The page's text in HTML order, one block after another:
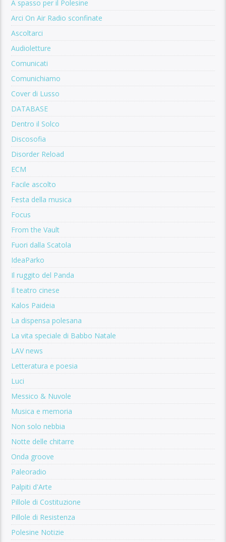
A spasso per il Polesine
Arci On Air Radio sconfinate
Ascoltarci
Audioletture
Comunicati
Comunichiamo
Cover di Lusso
DATABASE
Dentro il Solco
Discosofia
Disorder Reload
ECM
Facile ascolto
Festa della musica
Focus
From the Vault
Fuori dalla Scatola
IdeaParko
Il ruggito del Panda
Il teatro cinese
Kalos Paideia
La dispensa polesana
La vita speciale di Babbo Natale
LAV news
Letteratura e poesia
Luci
Messico & Nuvole
Musica e memoria
Non solo nebbia
Notte delle chitarre
Onda groove
Paleoradio
Palpiti d'Arte
Pillole di Costituzione
Pillole di Resistenza
Polesine Notizie